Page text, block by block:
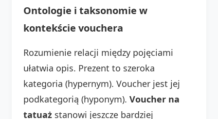
Ontologie i taksonomie w
kontekście vouchera
Rozumienie relacji między pojęciami
ułatwia opis. Prezent to szeroka
kategoria (hypernym). Voucher jest jej
podkategorią (hyponym). Voucher na
tatuaż stanowi jeszcze bardziej